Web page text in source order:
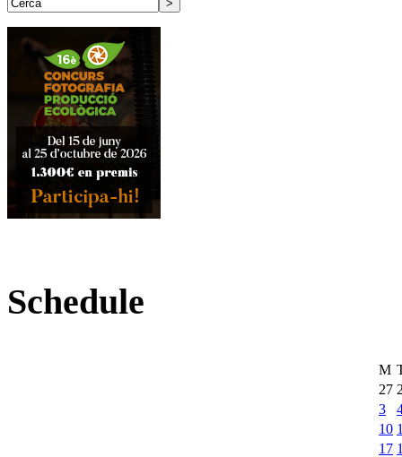
Schedule
M
27
3
10
17